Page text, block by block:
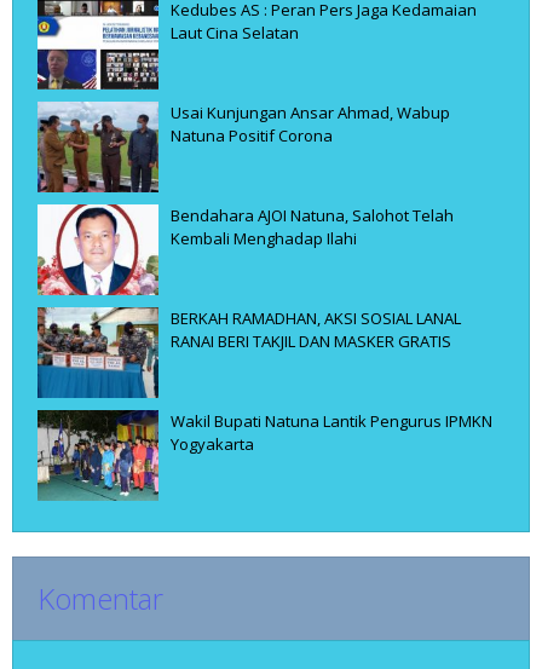
Kedubes AS : Peran Pers Jaga Kedamaian
Laut Cina Selatan
Usai Kunjungan Ansar Ahmad, Wabup
Natuna Positif Corona
Bendahara AJOI Natuna, Salohot Telah
Kembali Menghadap Ilahi
BERKAH RAMADHAN, AKSI SOSIAL LANAL
RANAI BERI TAKJIL DAN MASKER GRATIS
Wakil Bupati Natuna Lantik Pengurus IPMKN
Yogyakarta
Komentar